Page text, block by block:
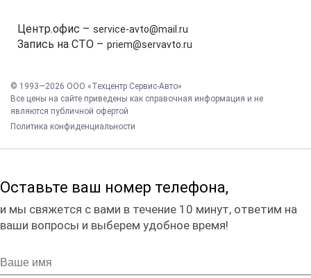
Центр.офис – service-avto@mail.ru
Запись на СТО – priem@servavto.ru
© 1993—2026 ООО «Техцентр Сервис-Авто»
Все цены на сайте приведены как справочная информация и не
являются публичной офертой
Политика конфиденциальности
Оставьте ваш номер телефона,
и мы свяжется с вами в течение 10 минут, ответим на
ваши вопросы и выберем удобное время!